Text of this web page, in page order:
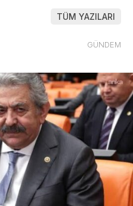
TÜM YAZILARI
GÜNDEM